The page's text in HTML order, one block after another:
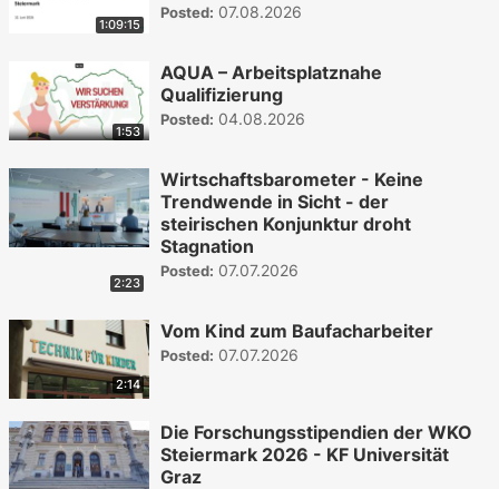
1:09:15
Posted: 07.08.2026
1:53
AQUA – Arbeitsplatznahe
Qualifizierung
Posted: 04.08.2026
2:23
Wirtschaftsbarometer - Keine
Trendwende in Sicht - der
steirischen Konjunktur droht
Stagnation
Posted: 07.07.2026
2:14
Vom Kind zum Baufacharbeiter
Posted: 07.07.2026
Die Forschungsstipendien der WKO
Steiermark 2026 - KF Universität
Graz